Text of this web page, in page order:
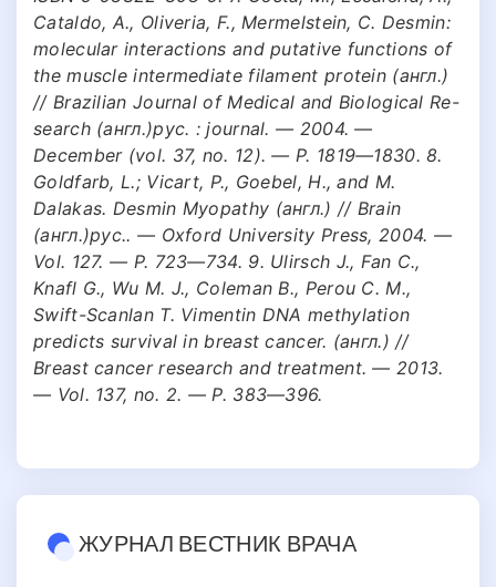
Cataldo, A., Oliveria, F., Mermelstein, C. Desmin:
molecular interactions and putative functions of
the muscle intermediate filament protein (англ.)
// Brazilian Journal of Medical and Biological Re-
search (англ.)рус. : journal. — 2004. —
December (vol. 37, no. 12). — P. 1819—1830. 8.
Goldfarb, L.; Vicart, P., Goebel, H., and M.
Dalakas. Desmin Myopathy (англ.) // Brain
(англ.)рус.. — Oxford University Press, 2004. —
Vol. 127. — P. 723—734. 9. Ulirsch J., Fan C.,
Knafl G., Wu M. J., Coleman B., Perou C. M.,
Swift-Scanlan T. Vimentin DNA methylation
predicts survival in breast cancer. (англ.) //
Breast cancer research and treatment. — 2013.
— Vol. 137, no. 2. — P. 383—396.
ЖУРНАЛ ВЕСТНИК ВРАЧА